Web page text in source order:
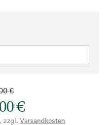
€
€
zzgl. Versandkosten